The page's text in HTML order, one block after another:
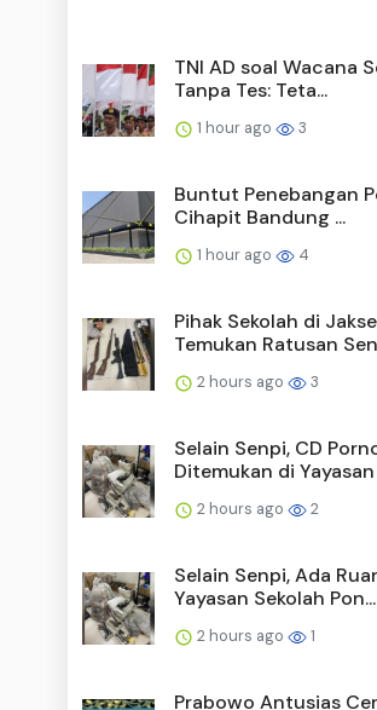
TNI AD soal Wacana
Tanpa Tes: Teta...
1 hour ago 3
Buntut Penebangan
Cihapit Bandung ...
1 hour ago 4
Pihak Sekolah di
Temukan Ratusan
2 hours ago 3
Selain Senpi, CD
Ditemukan di Yayasan
2 hours ago 2
Selain Senpi, Ada
Yayasan Sekolah Pon...
2 hours ago 1
Prabowo Antusias